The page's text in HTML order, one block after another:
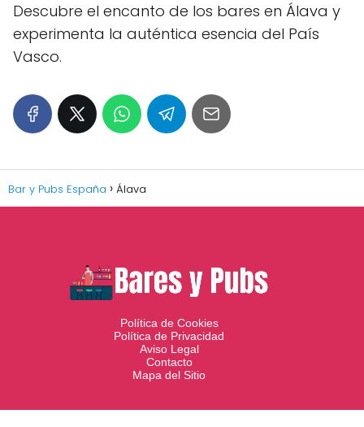
Descubre el encanto de los bares en Álava y
experimenta la auténtica esencia del País
Vasco.
Bar y Pubs España Álava
Política de Cookies
Política de Privacidad
Aviso Legal
Contacto
Mapa del Sitio